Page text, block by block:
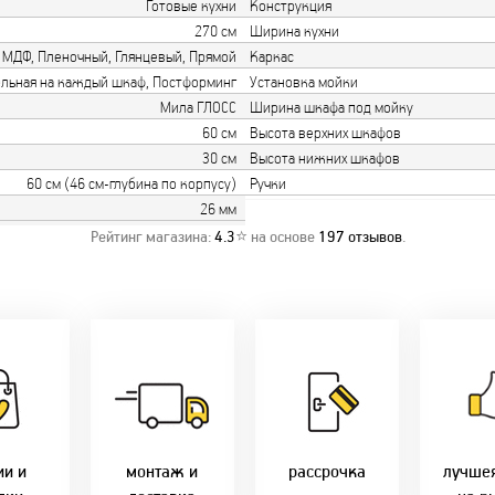
Готовые кухни Конструкция
270 см Ширина кухни
МДФ, Пленочный, Глянцевый, Прямой Каркас
на каждый шкаф, Постформинг Установка мойки
Мила ГЛОСС Ширина шкафа под мойку
60 см Высота верхних шкафов
30 см Высота нижних шкафов
60 см (46 см-глубина по корпусу) Ручки
26 мм
Рейтинг магазина:4.3⭐ на основе 197 отзывов.
и
- 2%
-
монтаж и
Качественный
монтаж дверей,
окон и мебели.
рассрочка
2-36 мес
FUN - 4 мес.
только